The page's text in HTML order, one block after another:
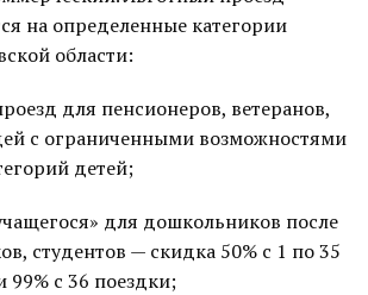
на определенные категории
области:
для пенсионеров, ветеранов,
с ограниченными возможностями
детей;
для дошкольников после
студентов — скидка 50% с 1 по 35
99% с 36 поездки;